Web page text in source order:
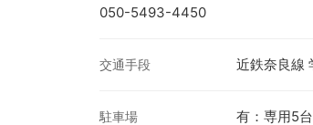
050-5493-4450
交通手段 近鉄奈良線
駐車場 有：専用5台